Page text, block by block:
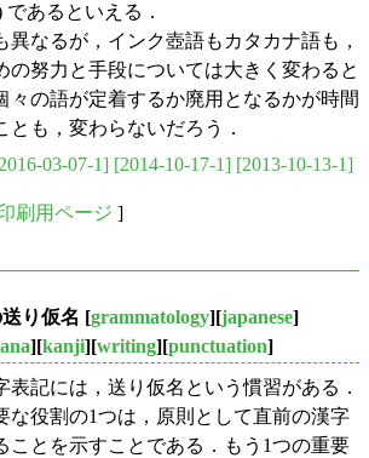
であるといえる．
なるが，インク壺語もカタカナ語も，
の努力と手段については大きく変わると
々の語が定着するか廃用となるかが時間
とも，変わらないだろう．
03-07-1] [2014-10-17-1] [2013-10-13-1]
刷用ページ ]
り仮名 [grammatology][japanese]
][kanji][writing][punctuation]
記には，送り仮名という慣習がある．
な役割の1つは，原則として直前の漢字
ことを示すことである．もう1つの重要